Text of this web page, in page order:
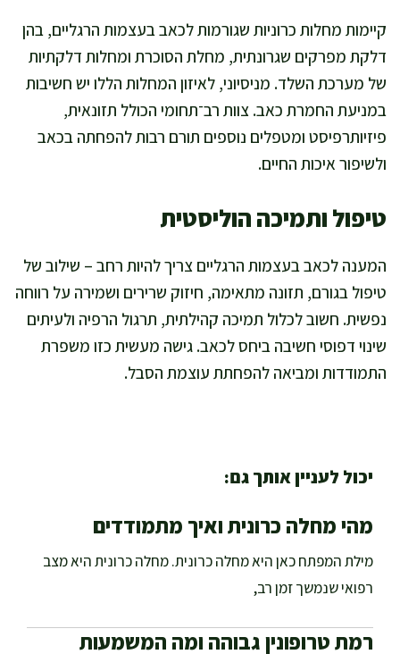
קיימות מחלות כרוניות שגורמות לכאב בעצמות הרגליים, בהן
דלקת מפרקים שגרונתית, מחלת הסוכרת ומחלות דלקתיות
של מערכת השלד. מניסיוני, לאיזון המחלות הללו יש חשיבות
במניעת החמרת כאב. צוות רב־תחומי הכולל תזונאית,
פיזיותרפיסט ומטפלים נוספים תורם רבות להפחתה בכאב
ולשיפור איכות החיים.
טיפול ותמיכה הוליסטית
המענה לכאב בעצמות הרגליים צריך להיות רחב – שילוב של
טיפול בגורם, תזונה מתאימה, חיזוק שרירים ושמירה על רווחה
נפשית. חשוב לכלול תמיכה קהילתית, תרגול הרפיה ולעיתים
שינוי דפוסי חשיבה ביחס לכאב. גישה מעשית כזו משפרת
התמודדות ומביאה להפחתת עוצמת הסבל.
יכול לעניין אותך גם:
מהי מחלה כרונית ואיך מתמודדים
מילת המפתח כאן היא מחלה כרונית. מחלה כרונית היא מצב
רפואי שנמשך זמן רב,
רמת טרופונין גבוהה ומה המשמעות